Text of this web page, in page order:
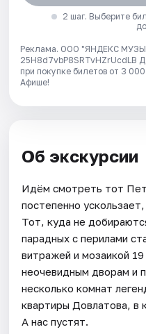
2 шаг. Выберите
Реклама. ООО "ЯНДЕКС
25H8d7vbP8SRTvHZrUcdLB
при покупке билетов от 3
Афише!
Об экскурсии
Идём смотреть тот
постепенно
Тот, куда не
парадных с перилами
витражей и мозаикой
неочевидным дворам и
несколько комнат
квартиры Довлатова, в
А нас пустят.